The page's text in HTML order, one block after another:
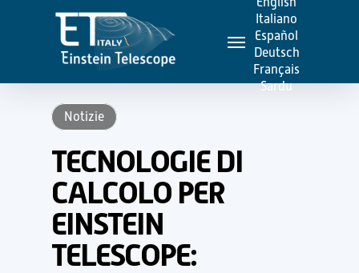
content
Menu
Italiano
Español
Deutsch
Français
Sardu
Notizie
TECNOLOGIE DI
CALCOLO PER
EINSTEIN
TELESCOPE: